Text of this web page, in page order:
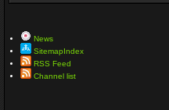
News
SitemapIndex
RSS Feed
Channel list